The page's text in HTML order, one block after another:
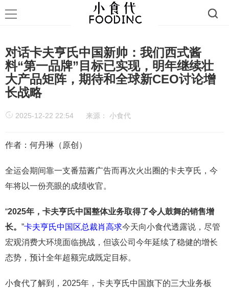
对话卡夫亨氏中国新帅：我们西式酱
料“第一品牌”目标已实现，明年继续壮
大产品矩阵，期待和全球新CEO讨论增
长战略
2025-12-22 22:54 来源： 小食代
作者：何丹琳（原创）
全运会期间靠一支番茄酱广告而再次火出圈的卡夫亨氏，今
年将以一份亮眼的成绩收官。
“2025年，卡夫亨氏中国整体业务取得了令人鼓舞的销售增
长。 ”卡夫亨氏中国区总裁肖高求今天向小食代透露说，尽管
宏观消费大环境面临挑战，但该公司今年延续了稳健的增长
态势，预计全年超额完成既定目标。
小食代了解到，2025年，卡夫亨氏中国旗下的三大业务板